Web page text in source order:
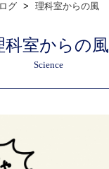
グ 理科室からの風
科室からの風
Science